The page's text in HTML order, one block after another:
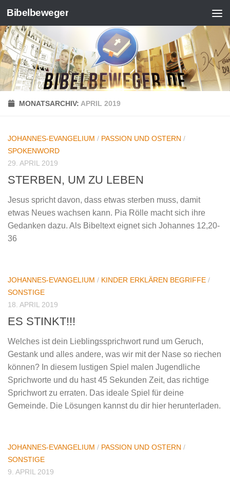
Zum Inhalt springen
Bibelbeweger
MONATSARCHIV: APRIL 2019
JOHANNES-EVANGELIUM / PASSION UND OSTERN /
SPOKENWORD
29. APRIL 2019
STERBEN, UM ZU LEBEN
Jesus spricht davon, dass etwas sterben muss, damit
etwas Neues wachsen kann. Pia Rölle macht sich ihre
Gedanken dazu. Als Bibeltext eignet sich Johannes 12,20-
36
JOHANNES-EVANGELIUM / KINDER ERKLÄREN BEGRIFFE /
SONSTIGE
18. APRIL 2019
ES STINKT!!!
Welches ist dein Lieblingssprichwort rund um Geruch,
Gestank und alles andere, was wir mit der Nase so riechen
können? In diesem lustigen Spiel malen Jugendliche
Sprichworte und du hast 45 Sekunden Zeit, das richtige
Sprichwort zu erraten. Das ideale Spiel für deine
Gemeinde. Die Lösungen kannst du dir hier herunterladen.
JOHANNES-EVANGELIUM / PASSION UND OSTERN /
SONSTIGE
9. APRIL 2019